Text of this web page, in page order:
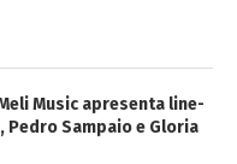
Music apresenta line-
Pedro Sampaio e Gloria